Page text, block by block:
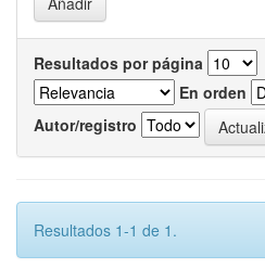
Resultados por página
En orden
Autor/registro
Resultados 1-1 de 1.